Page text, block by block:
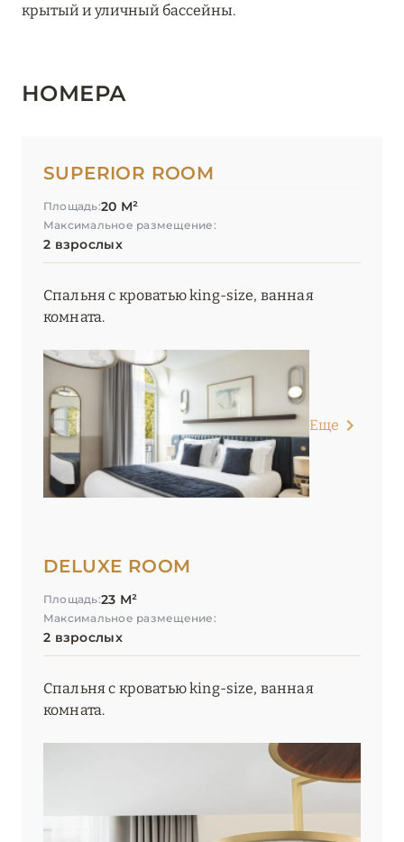
крытый и уличный бассейны.
НОМЕРА
SUPERIOR ROOM
Площадь:20 М²
Максимальное размещение:
2 взрослых
Спальня с кроватью king-size, ванная
комната.
Еще
DELUXE ROOM
Площадь:23 М²
Максимальное размещение:
2 взрослых
Спальня с кроватью king-size, ванная
комната.